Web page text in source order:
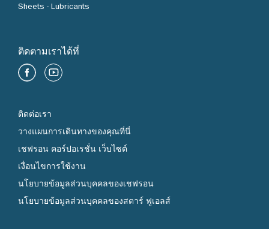
Sheets - Lubricants
ติดตามเราได้ที่
ติดต่อเรา
วางแผนการเดินทางของคุณที่นี่
เชฟรอน คอร์ปอเรชั่น เว็บไซต์
เงื่อนไขการใช้งาน
นโยบายข้อมูลส่วนบุคคลของเชฟรอน
นโยบายข้อมูลส่วนบุคคลของสตาร์ ฟูเอลส์